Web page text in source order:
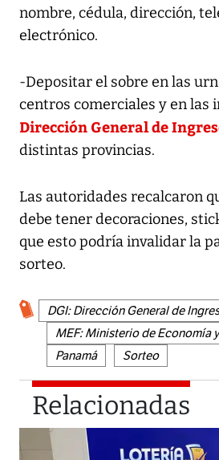
nombre, cédula, dirección,
electrónico.
-Depositar el sobre en las
centros comerciales y en las
Dirección General de
distintas provincias.
Las autoridades recalcaron
debe tener decoraciones,
que esto podría invalidar la
sorteo.
DGI: Dirección General de
MEF: Ministerio de Economía
Panamá
Sorteo
Relacionadas